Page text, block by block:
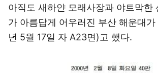
아직도 새하얀 모래사장과 야트막한
가 아름답게 어우러진 부산 해운대가
년 5월 17일 자 A23면)고 했다.